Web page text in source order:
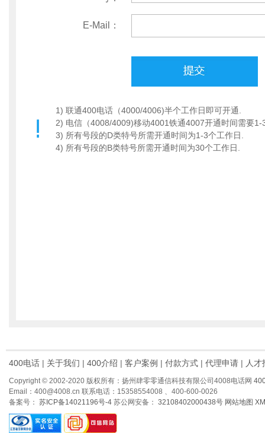
E-Mail：
1) 联通400电话（4000/4006)半个工作日即可开通.
2) 电信（4008/4009)移动4001铁通4007开通时间需要1-
3) 所有号段的D类特号所需开通时间为1-3个工作日.
4) 所有号段的B类特号所需开通时间为30个工作日.
400电话 | 关于我们 | 400介绍 | 客户案例 | 付款方式 | 代理申请 | 人才
Copyright © 2002-2020 版权所有：扬州肆零零通信科技有限公司4008电话网
Email：400@4008.cn 联系电话：15358554008 、400-600-0026
备案号： 苏ICP备14021196号-4 苏公网安备： 32108402000438号 网站地图